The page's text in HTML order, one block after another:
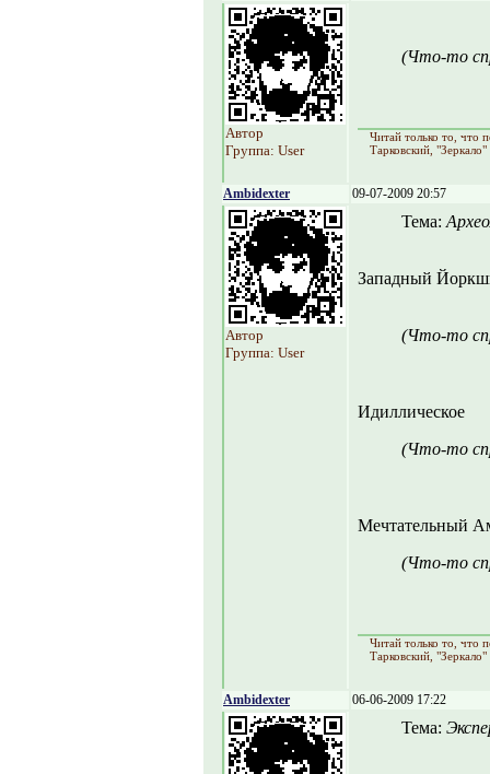
Автор
Группа: User
(Что-то
Читай только то, что
Тарковский, "Зеркало"
Ambidexter 09-07-2009 20:57
Автор
Группа: User
Тема:
Западный
(Что-то
Идиллическое
(Что-то
Мечтательный
(Что-то
Читай только то, что
Тарковский, "Зеркало"
Ambidexter 06-06-2009 17:22
Тема: